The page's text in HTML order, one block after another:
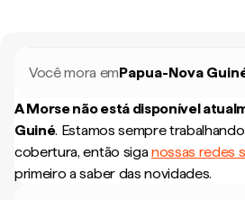
Você mora emPapua-Nova
A Morse não está disponível
Guiné. Estamos sempre
cobertura, então siganossas redes
primeiro a saber das novidades.